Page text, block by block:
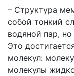
– Структура
собой тонкий
водяной пар,
Это
молекул:
молекулы